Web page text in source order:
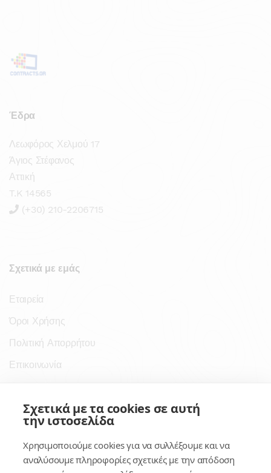
Έδρα
Λεωφόρος Χελμού 17
Άγιος Στέφανος
Αττική
T.K 14565
(+30) 210-2206715
Σχετικά με εμάς
Εταιρεία
Όροι Χρήσης
Πολιτική Απορρήτου
Επικοινωνία
Σύνδεσμοι
Κέντρο Γνώσης
Σχετικά με τα cookies σε αυτή
την ιστοσελίδα
Χρησιμοποιούμε cookies για να συλλέξουμε και να
αναλύσουμε πληροφορίες σχετικές με την απόδοση